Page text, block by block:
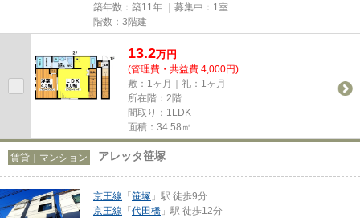
築年数：築11年 ｜募集中： 1室
階数：3階建
13.2万円
(管理費・共益費 4,000円)
敷：1ヶ月｜礼：1ヶ月
所在階：2階
間取り：1LDK
面積：34.58㎡
賃貸｜マンション アレッタ笹塚
京王線 「笹塚 」駅 徒歩9分
京王線 「代田橋 」駅 徒歩12分